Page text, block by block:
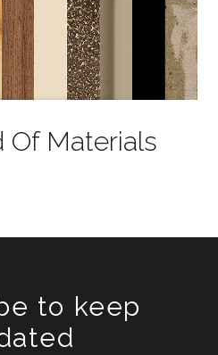
Of Materials
to keep